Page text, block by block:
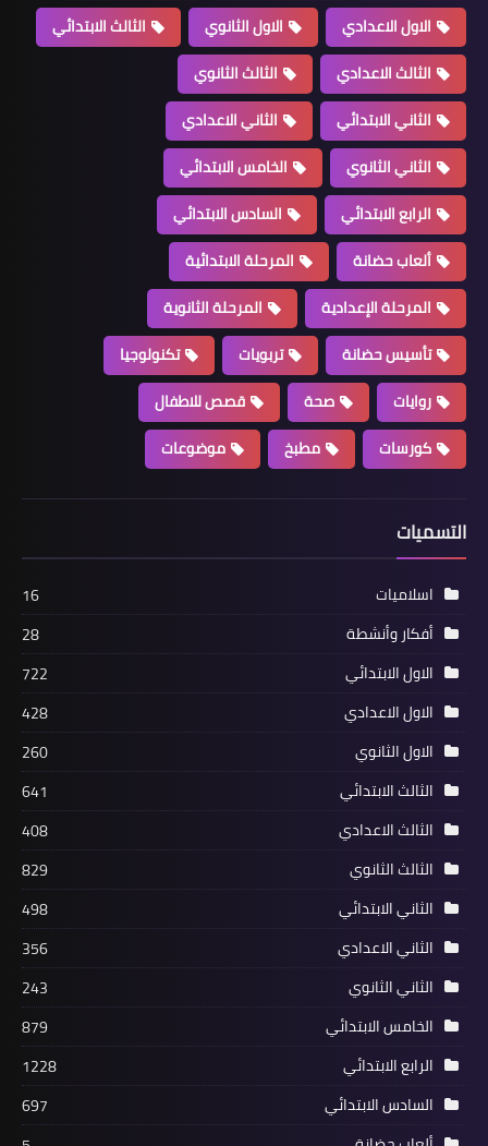
الاول الاعدادي
الاول الثانوي
الثالث الابتدائي
الثالث الاعدادي
الثالث الثانوي
الثاني الابتدائي
الثاني الاعدادي
الثاني الثانوي
الخامس الابتدائي
الرابع الابتدائي
السادس الابتدائي
ألعاب حضانة
المرحلة الابتدائية
المرحلة الإعدادية
المرحلة الثانوية
تأسيس حضانة
تربويات
تكنولوجيا
روايات
صحة
قصص للاطفال
كورسات
مطبخ موضوعات
التسميات
اسلاميات
16
أفكار وأنشطة
28
الاول الابتدائي
722
الاول الاعدادي
428
الاول الثانوي
260
الثالث الابتدائي
641
الثالث الاعدادي
408
الثالث الثانوي
829
الثاني الابتدائي
498
الثاني الاعدادي
356
الثاني الثانوي
243
الخامس الابتدائي
879
الرابع الابتدائي
1228
السادس الابتدائي
697